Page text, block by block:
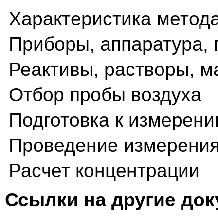
Характеристика
Приборы, аппаратура,
Реактивы, растворы,
Отбор пробы воздуха
Подготовка к
Проведение
Расчет концентрации
Ссылки на другие